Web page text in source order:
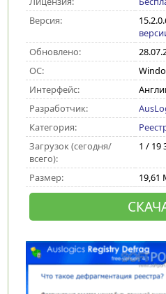
Версия:
Обновлено:
ОС:
Интерфейс:
Разработчик:
Категория:
Загрузок (сегодня/
всего):
1 / 19
Размер: 19,61